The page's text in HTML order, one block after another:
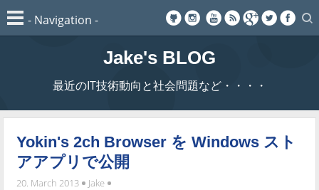
Jake's BLOG
最近のIT技術動向と社会問題など・・・・
Yokin's 2ch Browser を Windows スト
アアプリで公開
20. March 2013 Jake